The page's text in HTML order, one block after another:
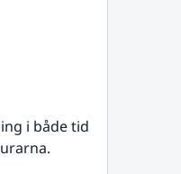
i både tid